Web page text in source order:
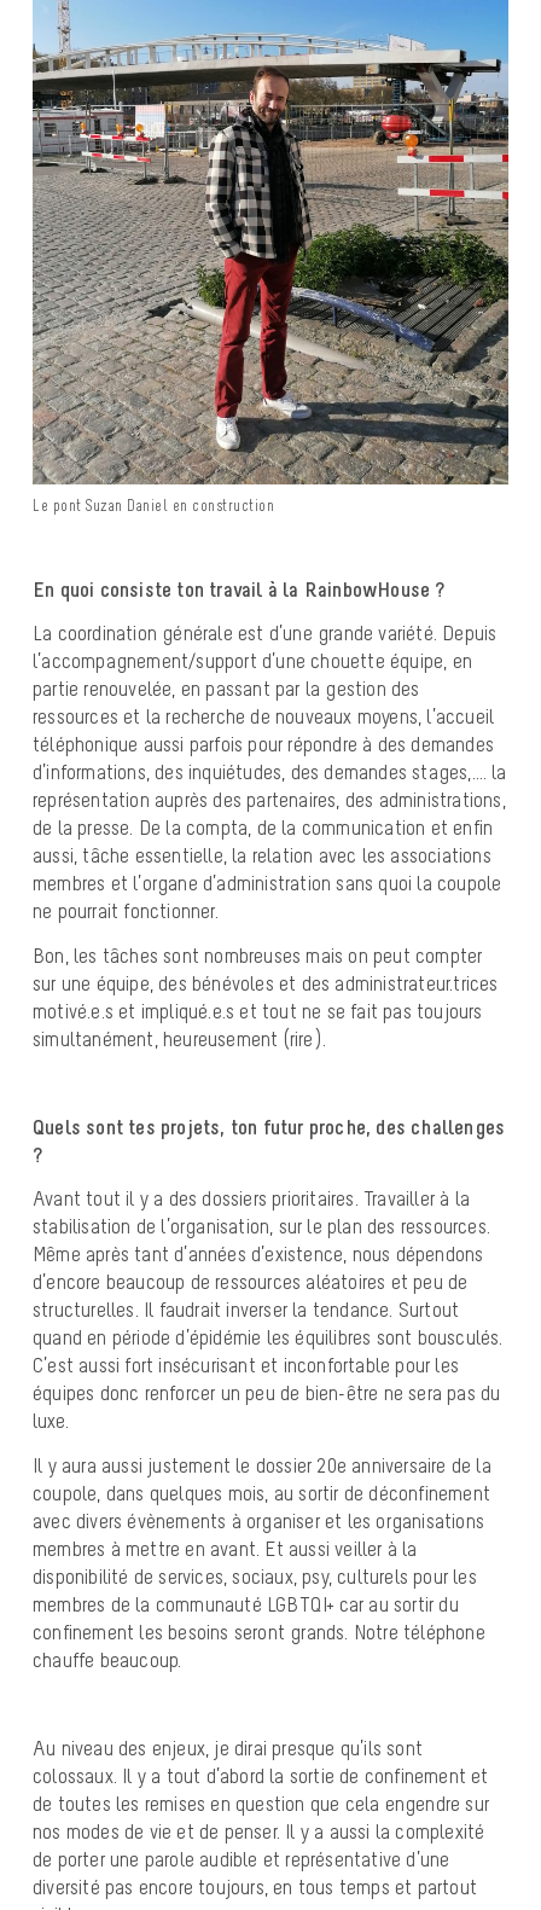
Le pont Suzan Daniel en construction
En quoi consiste ton travail à la RainbowHouse ?
La coordination générale est d’une grande variété. Depuis
l’accompagnement/support d’une chouette équipe, en
partie renouvelée, en passant par la gestion des
ressources et la recherche de nouveaux moyens, l’accueil
téléphonique aussi parfois pour répondre à des demandes
d’informations, des inquiétudes, des demandes stages,…. la
représentation auprès des partenaires, des administrations,
de la presse. De la compta, de la communication et enfin
aussi, tâche essentielle, la relation avec les associations
membres et l’organe d’administration sans quoi la coupole
ne pourrait fonctionner.
Bon, les tâches sont nombreuses mais on peut compter
sur une équipe, des bénévoles et des administrateur.trices
motivé.e.s et impliqué.e.s et tout ne se fait pas toujours
simultanément, heureusement (rire).
Quels sont tes projets, ton futur proche, des challenges
?
Avant tout il y a des dossiers prioritaires. Travailler à la
stabilisation de l’organisation, sur le plan des ressources.
Même après tant d’années d’existence, nous dépendons
d’encore beaucoup de ressources aléatoires et peu de
structurelles. Il faudrait inverser la tendance. Surtout
quand en période d’épidémie les équilibres sont bousculés.
C’est aussi fort insécurisant et inconfortable pour les
équipes donc renforcer un peu de bien-être ne sera pas du
luxe.
Il y aura aussi justement le dossier 20e anniversaire de la
coupole, dans quelques mois, au sortir de déconfinement
avec divers évènements à organiser et les organisations
membres à mettre en avant. Et aussi veiller à la
disponibilité de services, sociaux, psy, culturels pour les
membres de la communauté LGBTQI+ car au sortir du
confinement les besoins seront grands. Notre téléphone
chauffe beaucoup.
Au niveau des enjeux, je dirai presque qu’ils sont
colossaux. Il y a tout d’abord la sortie de confinement et
de toutes les remises en question que cela engendre sur
nos modes de vie et de penser. Il y a aussi la complexité
de porter une parole audible et représentative d’une
diversité pas encore toujours, en tous temps et partout